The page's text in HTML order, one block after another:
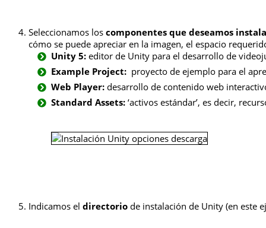
Seleccionamos los componentes que deseamos
cómo se puede apreciar en la imagen, el espacio
Unity 5: editor de Unity para el desarrollo de
Example Project: proyecto de ejemplo para el
Web Player: desarrollo de contenido web
Standard Assets: ‘activos estándar’, es decir,
Indicamos el directorio de instalación de Unity (en este